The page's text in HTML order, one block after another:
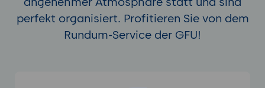
perfekt organisiert. Profitieren Sie von dem
Rundum-Service der GFU!